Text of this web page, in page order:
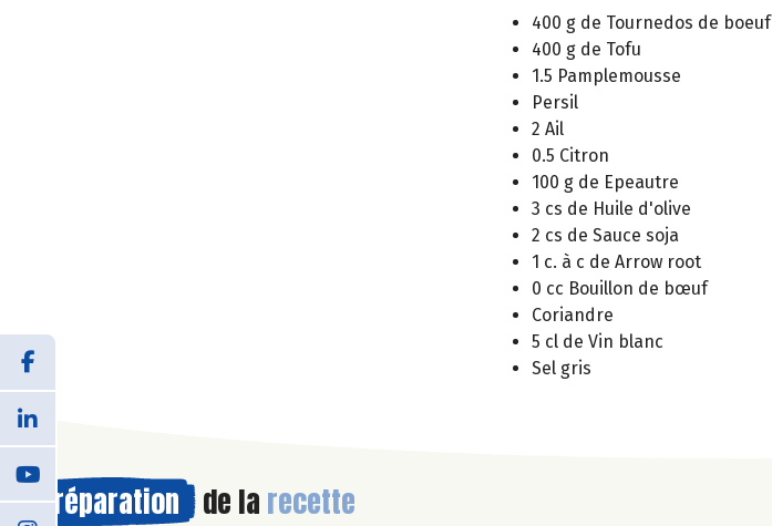
400 g de Tournedos de boeuf
400 g de Tofu
1.5 Pamplemousse
Persil
2 Ail
0.5 Citron
100 g de Epeautre
3 cs de Huile d'olive
2 cs de Sauce soja
1 c. à c de Arrow root
0 cc Bouillon de bœuf
Coriandre
5 cl de Vin blanc
Sel gris
Préparation de la recette